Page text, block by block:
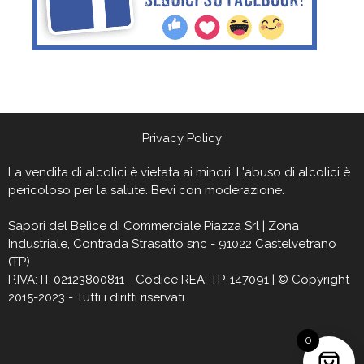
Privacy Policy
La vendita di alcolici è vietata ai minori. L'abuso di alcolici è
pericoloso per la salute. Bevi con moderazione.
Sapori del Belìce di Commerciale Piazza Srl | Zona
Industriale, Contrada Strasatto snc - 91022 Castelvetrano
(TP)
P.IVA: IT 02123800811 - Codice REA: TP-147091 | © Copyright
2015-2023 - Tutti i diritti riservati.
0